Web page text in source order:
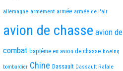
allemagne armement armée armée de l'air
avion de chasse avion de
combat baptême en avion de chasse boeing
bombardier Chine Dassault Dassault Rafale